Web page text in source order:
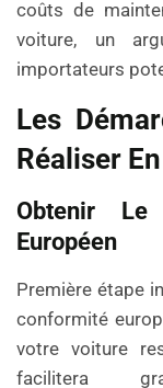
coûts de
voiture, un
importateurs
Les
Réaliser
Obtenir Le
Européen
Première étape
conformité
votre voiture
facilitera